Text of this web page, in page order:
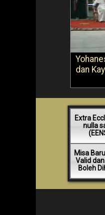
dan
Extra
nulla
Misa
Valid
Boleh